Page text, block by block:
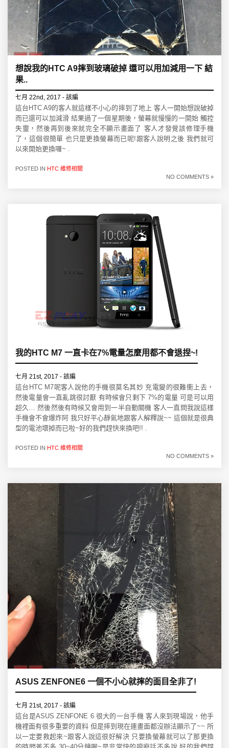
想說我的HTC A9摔到玻璃破掉 還可以用加減用一下 結
果..
七月 22nd, 2017 - 該編
這台HTC A9的客人就這樣不小心的摔到了地上 客人一開始想說破掉
而已還可以加減滑 結果過了一個星期後，螢幕就慢慢的一開始 觸控
失靈，然後再到後來就完全不顯示畫面了 客人才發覺該修理手機
了，這個很簡單 也只是更換螢幕而已呢!跟客人說明之後 我們就可
以來開始更換囉~ .
POSTED IN HTC 維修相關
NO COMMENTS »
我的HTC M7 一直卡在7%電量怎麼用都不會退捏~!
七月 21st, 2017 - 該編
這台HTC M7呢客人說他的手機很莫名其妙 充電變的很難衝上去，
然後電量會一直亂跳很討厭 有時候會只剩下 7%的電量 可是可以用
超久… 然後然後有時候又會用到一半自動關機 客人一直問我說這樣
手機會不會爆炸阿 我只好平心靜氣地跟客人解釋說~~ 這個就是很典
型的電池壞掉而已啦~好的我們趕快來換吧!! .
POSTED IN HTC 維修相關
NO COMMENTS »
ASUS ZENFONE6 一個不小心就摔的面目全非了!
七月 21st, 2017 - 該編
這台是ASUS ZENFONE 6 很大的一台手機 客人來到現場說，他手
機裡面有很多重要的資料 但是摔到現在連畫面都沒辦法顯示了~~ 所
以一定要救起來~跟客人說這很好解決 只要換螢幕就可以了那更換